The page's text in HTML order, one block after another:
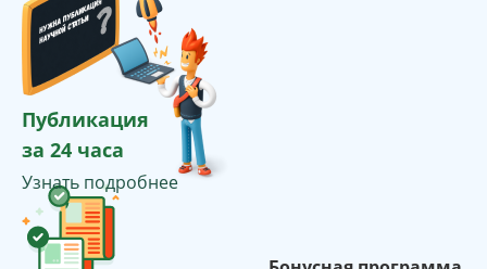
Публикация
за 24 часа
Узнать подробнее